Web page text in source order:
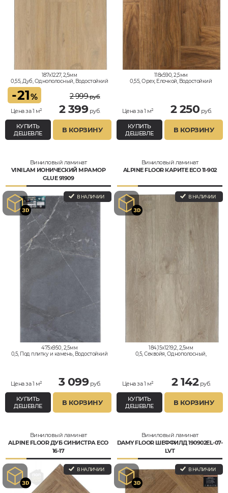
187x1227, 2,5мм
0,55, Дуб, Однополосный, Водостойкий
-21%
Цена за 1 м²
2 999руб.
2 399руб.
КУПИТЬ
ДЕШЕВЛЕ
В КОРЗИНУ
118x590, 2,5мм
0,55, Орех, Елочкой, Водостойкий
Цена за 1 м² 2 250 руб.
КУПИТЬ
ДЕШЕВЛЕ
В КОРЗИНУ
Виниловый ламинат
VINILAM ИОНИЧЕСКИЙ МРАМОР
GLUE 91909
В НАЛИЧИИ
475x950, 2,5мм
0,5, Под плитку и камень, Водостойкий
Цена за 1 м² 3 099руб.
КУПИТЬ
ДЕШЕВЛЕ
В КОРЗИНУ
Виниловый ламинат
ALPINE FLOOR КАРИТЕ ECO 11-902
В НАЛИЧИИ
184,15x1219,2, 2,5мм
0,5, Секвойя, Однополосный,
Цена за 1 м² 2 142руб.
КУПИТЬ
ДЕШЕВЛЕ
В КОРЗИНУ
Виниловый ламинат
ALPINE FLOOR ДУБ СИНИСТРА ECO
16-17
В НАЛИЧИИ
Виниловый ламинат
DAMY FLOOR ШЕФФИЛД 190902EL-07-
LVT
В НАЛИЧИИ